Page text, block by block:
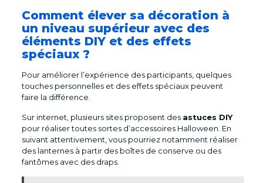
Comment élever sa décoration à
un niveau supérieur avec des
éléments DIY et des effets
spéciaux ?
Pour améliorer l’expérience des participants, quelques
touches personnelles et des effets spéciaux peuvent
faire la différence.
Sur internet, plusieurs sites proposent des astuces DIY
pour réaliser toutes sortes d’accessoires Halloween. En
suivant attentivement, vous pourriez notamment réaliser
des lanternes à partir des boîtes de conserve ou des
fantômes avec des draps.